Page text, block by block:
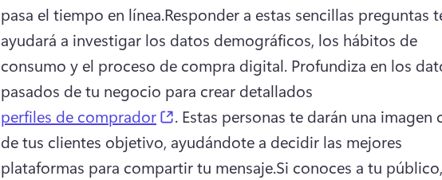
pasa el tiempo en línea.Responder a estas sencillas preguntas
ayudará a investigar los datos demográficos, los hábitos de
consumo y el proceso de compra digital. Profundiza en los
pasados de tu negocio para crear detallados
perfiles de comprador
(opens in a new tab)
. Estas personas te darán una imagen
de tus clientes objetivo, ayudándote a decidir las mejores
plataformas para compartir tu mensaje.Si conoces a tu público,